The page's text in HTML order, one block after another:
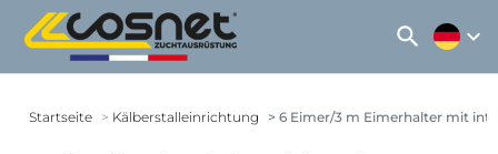
search expand_more
Startseite Kälberstalleinrichtung 6 Eimer/3 m Eimerhalter mit